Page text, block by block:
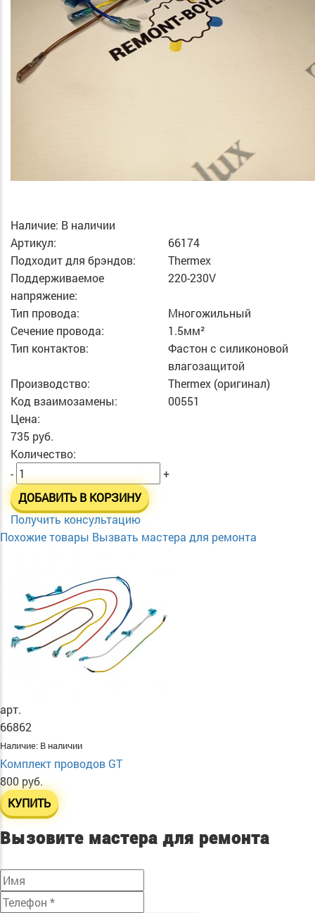
Наличие: В наличии
Артикул:
66174
Подходит для брэндов:
Thermex
Поддерживаемое
напряжение:
220-230V
Тип провода:
Многожильный
Сечение провода:
1.5мм²
Тип контактов:
Фастон с силиконовой
влагозащитой
Производство:
Thermex (оригинал)
Код взаимозамены:
00551
Цена:
735 руб.
Количество:
-
+
ДОБАВИТЬ В КОРЗИНУ
Получить консультацию
Похожие товары Вызвать мастера для ремонта
арт.
66862
Наличие: В наличии
Комплект проводов GT
800 руб.
КУПИТЬ
Вызовите мастера для ремонта